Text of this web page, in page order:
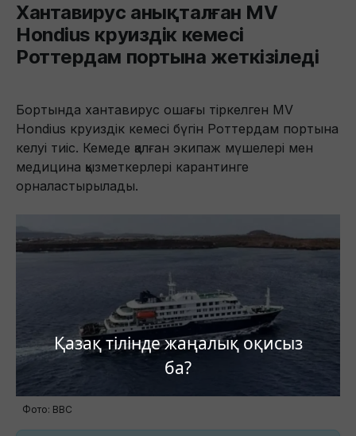
Қазақ тілінде жаңалық оқисыз
ба?
Хантавирус анықталған MV
Hondius круиздік кемесі
Роттердам портына жеткізіледі
Бортында хантавирус ошағы тіркелген MV
Hondius круиздік кемесі бүгін Роттердам портына
келуі тиіс. Кемеде қалған экипаж мүшелері мен
медицина қызметкерлері карантинге
орналастырылады.
Фото: ВВС